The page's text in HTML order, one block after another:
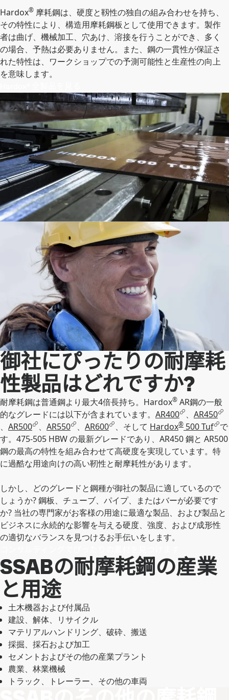
Hardox® 摩耗鋼は、硬度と靱性の独自の組み合わせを持ち、
その特性により、構造用摩耗鋼板として使用できます。製作
者は曲げ、機械加工、穴あけ、溶接を行うことができ、多く
の場合、予熱は必要ありません。また、鋼の一貫性が保証さ
れた特性は、ワークショップでの予測可能性と生産性の向上
を意味します。
御社にぴったりの耐摩耗
性製品はどれですか?
耐摩耗鋼は普通鋼より最大4倍長持ち。Hardox® AR鋼の一般
的なグレードには以下が含まれています。 AR400 、 AR450
、 AR500 、 AR550 、 AR600 、そして Hardox® 500 Tuf で
す。475-505 HBW の最新グレードであり、AR450 鋼と AR500
鋼の最高の特性を組み合わせて高硬度を実現しています。特
に過酷な用途向けの高い靭性と耐摩耗性があります。
しかし、どのグレードと鋼種が御社の製品に適しているので
しょうか? 鋼板、チューブ、パイプ、またはバーが必要です
か? 当社の専門家がお客様の用途に最適な製品、および製品と
ビジネスに永続的な影響を与える硬度、強度、および成形性
の適切なバランスを見つけるお手伝いをします。
SSABの耐摩耗鋼の産業
と用途
土木機器および付属品
建設、解体、リサイクル
マテリアルハンドリング、破砕、搬送
採掘、採石および加工
セメントおよびその他の産業プラント
農業、林業機械
トラック、トレーラー、その他の車両